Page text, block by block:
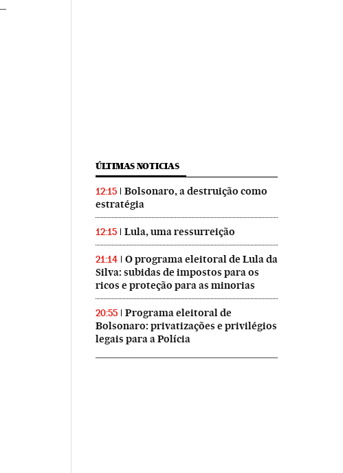
ÚLTIMAS NOTICIAS
12:15
Bolsonaro, a destruição como
estratégia
12:15 Lula, uma ressurreição
21:14
O programa eleitoral de Lula da
Silva: subidas de impostos para os
ricos e proteção para as minorias
20:55
Programa eleitoral de
Bolsonaro: privatizações e privilégios
legais para a Polícia